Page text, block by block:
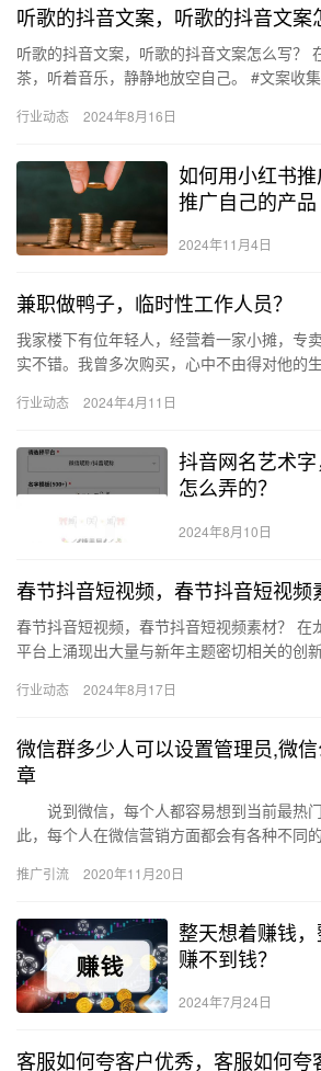
听歌的抖音文案，听歌的抖音文案
听歌的抖音文案，听歌的抖音文案怎么写？
茶，听着音乐，静静地放空自己。 #文案收
行业动态 2024年8月16日
如何用小红书
推广自己的产品
2024年11月4日
兼职做鸭子，临时性工作人员？
我家楼下有位年轻人，经营着一家小摊，专
实不错。我曾多次购买，心中不由得对他的
看起来…
行业动态 2024年4月11日
抖音网名艺术
怎么弄的？
2024年8月10日
春节抖音短视频，春节抖音短视频
春节抖音短视频，春节抖音短视频素材？ 在
平台上涌现出大量与新年主题密切相关的创
味，…
行业动态 2024年8月17日
微信群多少人可以设置管理员,微
章
说到微信，每个人都容易想到当前最热
此，每个人在微信营销方面都会有各种不同
推广引流 2020年11月20日
整天想着赚钱
赚不到钱？
2024年7月24日
客服如何夸客户优秀，客服如何夸